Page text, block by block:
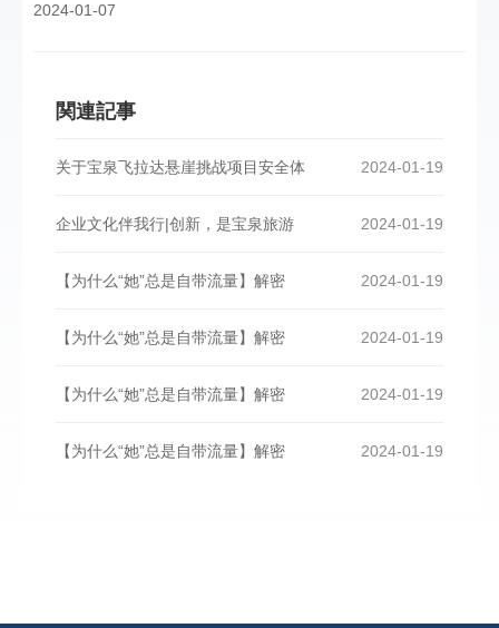
2024-01-07
関連記事
2024-01-19
关于宝泉飞拉达悬崖挑战项目安全体
2024-01-19
企业文化伴我行|创新，是宝泉旅游
2024-01-19
【为什么“她”总是自带流量】解密
2024-01-19
【为什么“她”总是自带流量】解密
2024-01-19
【为什么“她”总是自带流量】解密
2024-01-19
【为什么“她”总是自带流量】解密